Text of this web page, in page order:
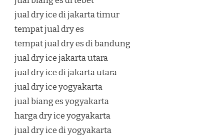
jual dry ice di jakarta timur
tempat jual dry es
tempat jual dry es di bandung
jual dry ice jakarta utara
jual dry ice di jakarta utara
jual dry ice yogyakarta
jual biang es yogyakarta
harga dry ice yogyakarta
jual dry ice di yogyakarta